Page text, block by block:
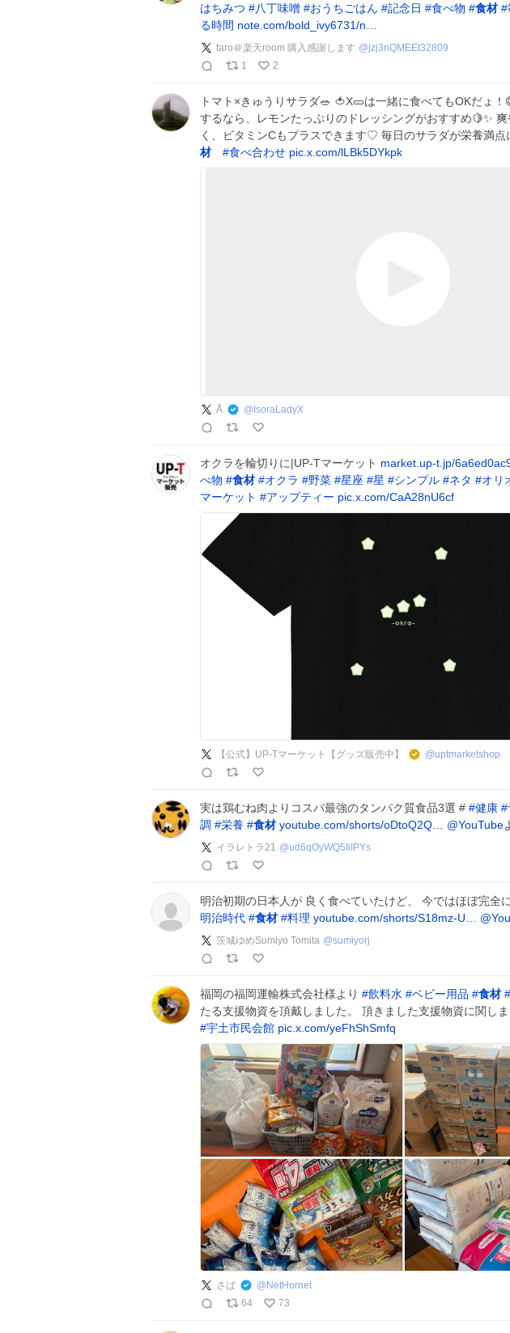
はちみつ #八丁味噌 #おうちごはん #記念日 #食べ物 #食材 #
る時間 note.com/bold_ivy6731/n…
taro＠楽天room 購入感謝します @jzj3nQMEEt32809
1
2
トマト×きゅうりサラダ🥗 🍅X🥒は一緒に食べてもOKだょ
するなら、レモンたっぷりのドレッシングがおすすめ🍋✨
く、ビタミンCもプラスできます♡ 毎日のサラダが栄養満点
材
#食べ合わせ pic.x.com/lLBk5DYkpk
Å @ IsoraLadyX
オクラを輪切りに|UP-Tマーケット market.up-t.jp/
べ物 #食材 #オクラ #野菜 #星座 #星 #シンプル #ネタ #オリ
マーケット #アップティー pic.x.com/CaA28nU6cf
【公式】UP-Tマーケット【グッズ販売中】 @uptmarketshop
実は鶏むね肉よりコスパ最強のタンパク質食品3選 # #健康 #
調 #栄養 #食材 youtube.com/shorts/oDtoQ2Q… @YouTube
イラレトラ21 @ud6qOyWQ5IiIPYs
明治初期の日本人が 良く食べていたけど、 今ではほぼ完全
明治時代 #食材 #料理 youtube.com/shorts/S18mz-U…
茨城ゆめSumiyo Tomita @sumiyorj
福岡の福岡運輸株式会社様より #飲料水 #ベビー用品 #食材 #
たる支援物資を頂戴しました。 頂きました支援物資に関しま
#宇土市民会館 pic.x.com/yeFhShSmfq
さば @ NetHornet
64
73